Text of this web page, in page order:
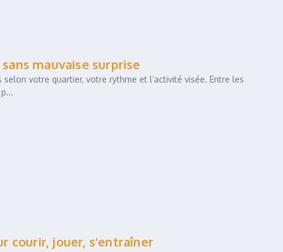
mauvaise surprise
votre quartier, votre rythme et l’activité visée. Entre les
courir, jouer, s’entraîner